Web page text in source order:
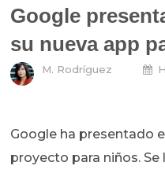
Google
su nueva app
M. Rodríguez
Google ha presentado
proyecto para niños.